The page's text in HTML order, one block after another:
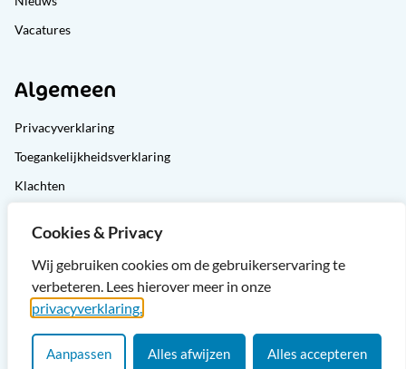
Cookies & Privacy
Wij gebruiken cookies om de gebruikerservaring te
verbeteren. Lees hierover meer in onze
privacyverklaring.
Aanpassen Alles afwijzen Alles accepteren
Vacatures
Algemeen
Privacyverklaring
Toegankelijkheidsverklaring
Klachten
Sitemap